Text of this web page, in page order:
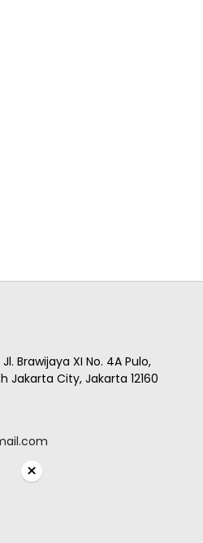
Jl. Brawijaya XI No. 4A Pulo,
Jakarta City, Jakarta 12160
×